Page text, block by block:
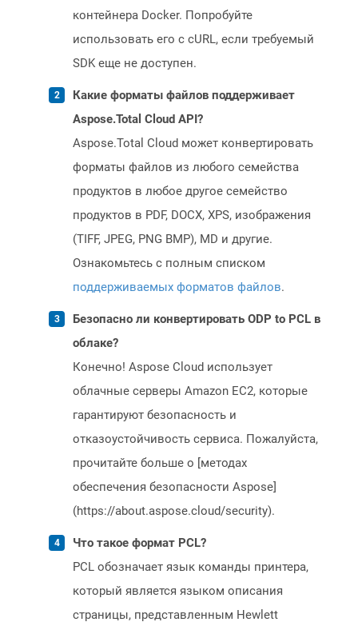
контейнера Docker. Попробуйте
использовать его с cURL, если требуемый
SDK еще не доступен.
Какие форматы файлов поддерживает
Aspose.Total Cloud API?
Aspose.Total Cloud может конвертировать
форматы файлов из любого семейства
продуктов в любое другое семейство
продуктов в PDF, DOCX, XPS, изображения
(TIFF, JPEG, PNG BMP), MD и другие.
Ознакомьтесь с полным списком
поддерживаемых форматов файлов.
Безопасно ли конвертировать ODP to PCL в
облаке?
Конечно! Aspose Cloud использует
облачные серверы Amazon EC2, которые
гарантируют безопасность и
отказоустойчивость сервиса. Пожалуйста,
прочитайте больше о [методах
обеспечения безопасности Aspose]
(https://about.aspose.cloud/security).
Что такое формат PCL?
PCL обозначает язык команды принтера,
который является языком описания
страницы, представленным Hewlett